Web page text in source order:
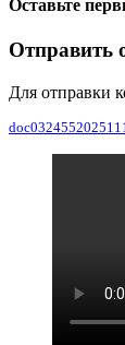
Оставьте
Отправить
Для отправки